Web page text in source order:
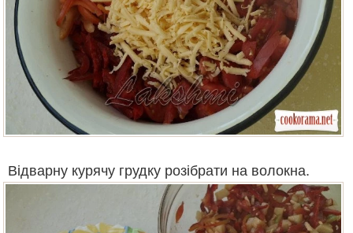
Відварну курячу грудку розібрати на волокна.